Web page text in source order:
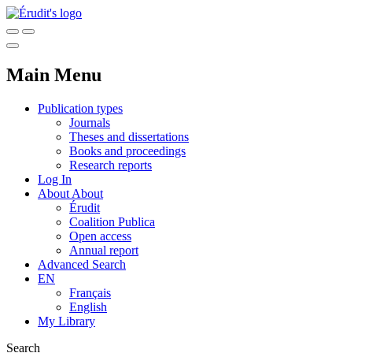
Main Menu
Publication types
Journals
Theses and dissertations
Books and proceedings
Research reports
Log In
About About
Érudit
Coalition Publica
Open access
Annual report
Advanced Search
EN
Français
English
My Library
Search